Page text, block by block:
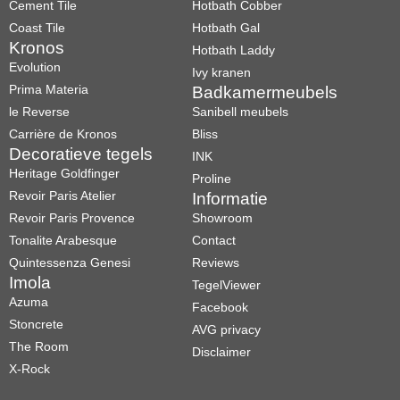
Cement Tile
Coast Tile
Kronos
Evolution
Prima Materia
le Reverse
Carrière de Kronos
Decoratieve tegels
Heritage Goldfinger
Revoir Paris Atelier
Revoir Paris Provence
Tonalite Arabesque
Quintessenza Genesi
Imola
Azuma
Stoncrete
The Room
X-Rock
Hotbath Cobber
Hotbath Gal
Hotbath Laddy
Ivy kranen
Badkamermeubels
Sanibell meubels
Bliss
INK
Proline
Informatie
Showroom
Contact
Reviews
TegelViewer
Facebook
AVG privacy
Disclaimer